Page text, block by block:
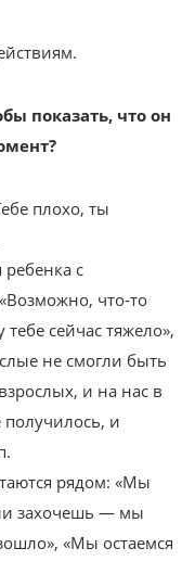
показать, что он
плохо, ты
ребенка с
что-то
сейчас тяжело»,
не смогли быть
и на нас в
получилось, и
рядом: «Мы
захочешь — мы
«Мы остаемся